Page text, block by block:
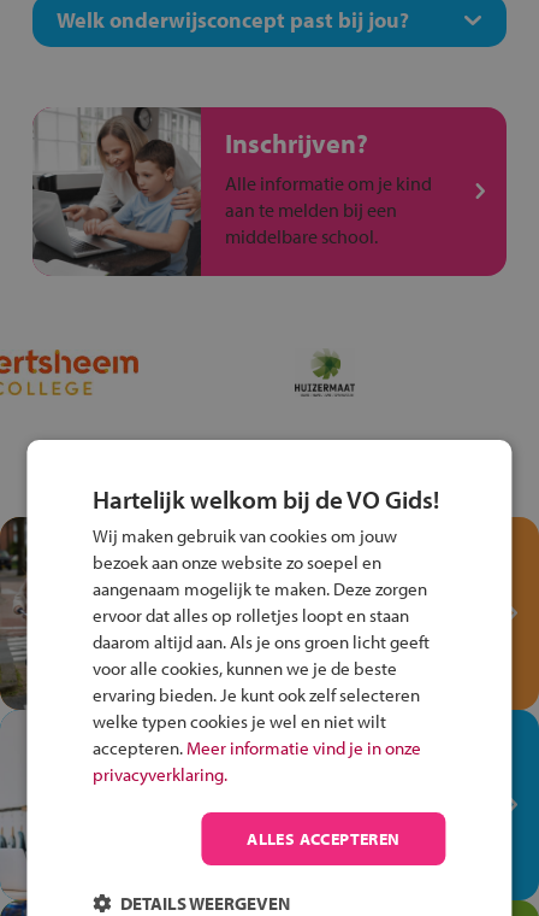
Welk onderwijsconcept past bij jou?
Inschrijven?
Alle informatie om je kind
aan te melden bij een
middelbare school.
Test je kennis met het
Fiets Veilig
Verkeersspel!
Speel het Fiets Veilig Verkeersspel
en win een Cortina-fiets!
In de winkel ben je op je
plek!
Ontdek via het vmbo jouw talent
op de winkelvloer, waar elke dag
anders is!
Hartelijk welkom bij de VO Gids!
Wij maken gebruik van cookies om jouw
bezoek aan onze website zo soepel en
aangenaam mogelijk te maken. Deze zorgen
ervoor dat alles op rolletjes loopt en staan
daarom altijd aan. Als je ons groen licht geeft
voor alle cookies, kunnen we je de beste
ervaring bieden. Je kunt ook zelf selecteren
welke typen cookies je wel en niet wilt
accepteren. Meer informatie vind je in onze
privacyverklaring.
ALLES ACCEPTEREN
DETAILS WEERGEVEN